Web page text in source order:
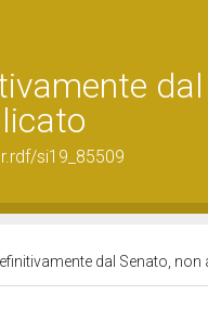
dal
si19_85509
dal Senato,